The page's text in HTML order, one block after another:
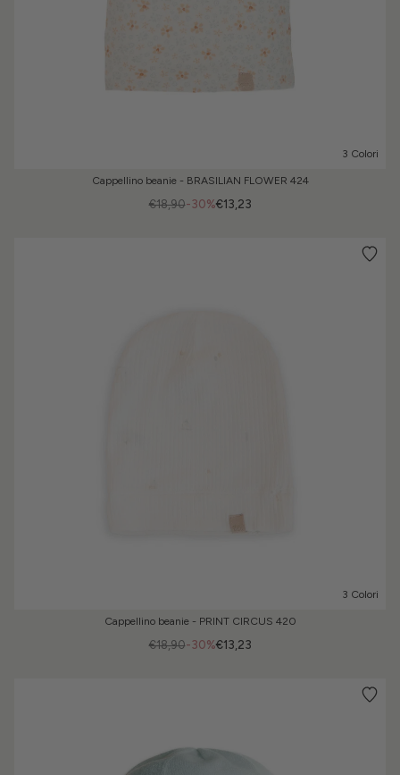
3 Colori
Cappellino beanie - BRASILIAN FLOWER 424
-30%
€18,90 €13,23
3 Colori
Cappellino beanie - PRINT CIRCUS 420
-30%
€18,90 €13,23